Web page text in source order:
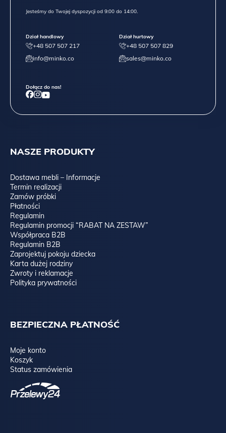
NASZE PRODUKTY
Dostawa mebli – Informacje
Termin realizacji
Zamów próbki
Płatności
Regulamin
Regulamin promocji “RABAT NA ZESTAW”
Współpraca B2B
Regulamin B2B
Zaprojektuj pokoju dziecka
Karta dużej rodziny
Zwroty i reklamacje
Polityka prywatności
BEZPIECZNA PŁATNOŚĆ
Moje konto
Koszyk
Status zamówienia
Jesteśmy do Twojej dyspozycji od 9:00 do 14:00.
Dział handlowy
+48 507 507 217
info@minko.co
Dział hurtowy
+48 507 507 829
sales@minko.co
Dołącz do nas!